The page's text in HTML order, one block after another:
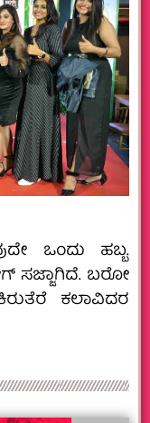
ಒಂದು ಹಬ್ಬ.
ಸಜ್ಜಾಗಿದೆ. ಬರೋ
ಕಲಾವಿದರ